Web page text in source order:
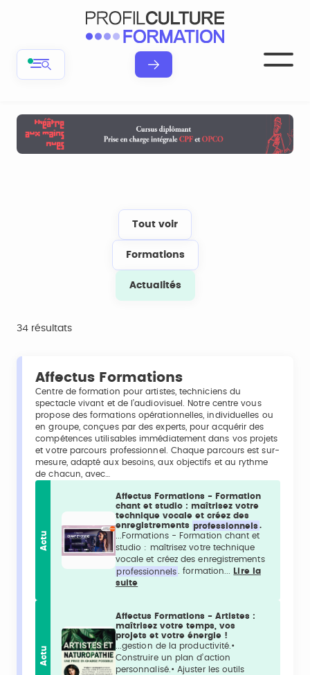
Tout voir
Formations
Actualités
34 résultats
Affectus Formations
Centre de formation pour artistes, techniciens du
spectacle vivant et de l’audiovisuel. Notre centre vous
propose des formations opérationnelles, individuelles ou
en groupe, conçues par des experts, pour acquérir des
compétences utilisables immédiatement dans vos projets
et votre parcours professionnel. Chaque parcours est sur-
mesure, adapté aux besoins, aux objectifs et au rythme
de chacun, avec…
Actu
Affectus Formations - Formation
chant et studio : maîtrisez votre
technique vocale et créez des
enregistrements professionnels.
...Formations - Formation chant et
studio : maîtrisez votre technique
vocale et créez des enregistrements
professionnels
. formation...
Lire la
suite
Actu
Affectus Formations - Artistes :
maîtrisez votre temps, vos
projets et votre énergie !
...gestion de la productivité.•
Construire un plan d’action
personnalisé.• Ajuster les outils